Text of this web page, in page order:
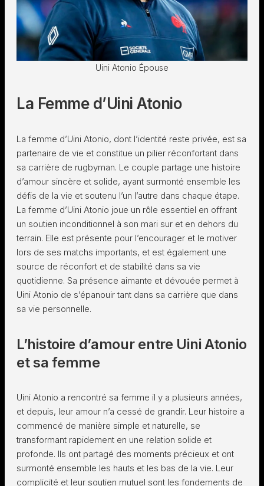
Uini Atonio Épouse
La Femme d’Uini Atonio
La femme d’Uini Atonio, dont l’identité reste privée, est sa
partenaire de vie et constitue un pilier réconfortant dans
sa carrière de rugbyman. Le couple partage une histoire
d’amour sincère et solide, ayant surmonté ensemble les
défis de la vie et soutenu l’un l’autre dans chaque étape.
La femme d’Uini Atonio joue un rôle essentiel en offrant
un soutien inconditionnel à son mari sur et en dehors du
terrain. Elle est présente pour l’encourager et le motiver
lors de ses matchs importants, et est également une
source de réconfort et de stabilité dans sa vie
quotidienne. Sa présence aimante et dévouée permet à
Uini Atonio de s’épanouir tant dans sa carrière que dans
sa vie personnelle.
L’histoire d’amour entre Uini Atonio
et sa femme
Uini Atonio a rencontré sa femme il y a plusieurs années,
et depuis, leur amour n’a cessé de grandir. Leur histoire a
commencé de manière simple et naturelle, se
transformant rapidement en une relation solide et
profonde. Ils ont partagé des moments précieux et ont
surmonté ensemble les hauts et les bas de la vie. Leur
complicité et leur soutien mutuel sont les fondements de